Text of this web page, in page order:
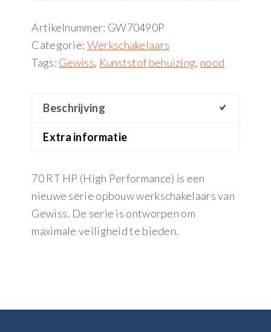
Artikelnummer: GW70490P
Categorie: Werkschakelaars
Tags: Gewiss, Kunststof behuizing, nood
Beschrijving
Extra informatie
70 RT HP (High Performance) is een
nieuwe serie opbouw werkschakelaars van
Gewiss. De serie is ontworpen om
maximale veiligheid te bieden.